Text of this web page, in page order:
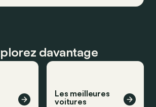
davantage
Les meilleures
voitures